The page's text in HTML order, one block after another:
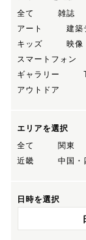
全て
雑誌
アート
建築
キッズ
映像
スマートフォン
ギャラリー
アウトドア
エリアを選択
全て
関東
近畿
中国・
日時を選択